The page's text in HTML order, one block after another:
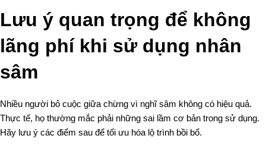
Lưu ý quan trọng để không
lãng phí khi sử dụng nhân
sâm
Nhiều người bỏ cuộc giữa chừng vì nghĩ sâm không có hiệu quả.
Thực tế, họ thường mắc phải những sai lầm cơ bản trong sử dụng.
Hãy lưu ý các điểm sau để tối ưu hóa lộ trình bồi bổ.